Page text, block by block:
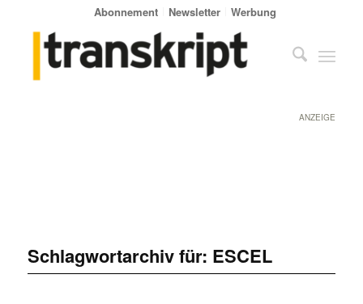
Abonnement Newsletter Werbung
ANZEIGE
Schlagwortarchiv für: ESCEL